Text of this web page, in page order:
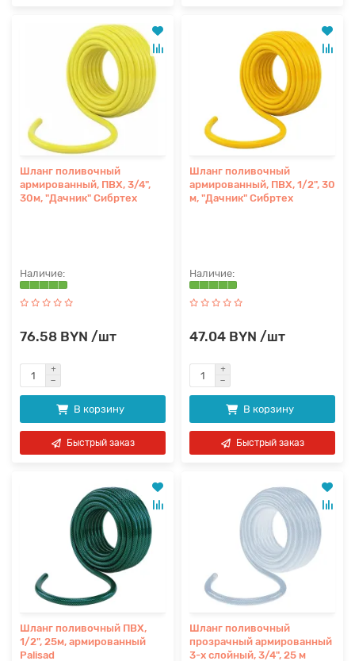
Шланг поливочный
армированный, ПВХ, 3/4",
30м, "Дачник" Сибртех
76.58 BYN /шт
В корзину
Быстрый заказ
Шланг поливочный
армированный, ПВХ, 1/2", 30
м, "Дачник" Сибртех
47.04 BYN /шт
В корзину
Быстрый заказ
Шланг поливочный ПВХ,
1/2", 25м, армированный
Palisad
Шланг поливочный
прозрачный армированный
3-х слойный, 3/4", 25 м